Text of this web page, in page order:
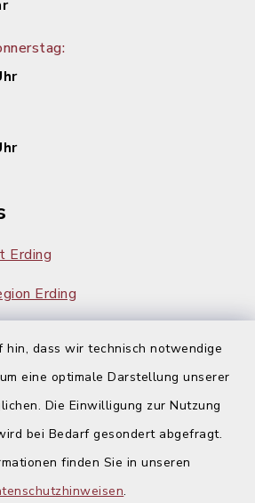
hin, dass wir technisch notwendige
eine optimale Darstellung unserer
Die Einwilligung zur Nutzung
bei Bedarf gesondert abgefragt.
finden Sie in unseren
.
Erding
Erding
Kontakt